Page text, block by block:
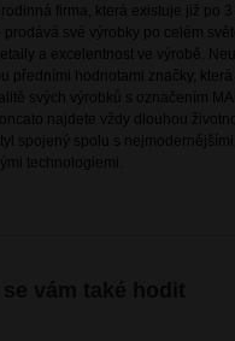
rodinná firma, která existuje již po
prodává své výrobky po celém
a excelentnost ve výrobě.
předními hodnotami značky, která
svých výrobků s označením
najdete vždy dlouhou
spojený spolu s nejmodernějšími,
technologiemi.